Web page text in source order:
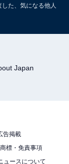
のホテルステ
が復活！ 館
史的デザイ
た、気になる他人
Japan
告掲載
標・免責事項
ュースについて